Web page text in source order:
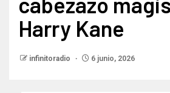
Harry Kane
infinitoradio 6 junio, 2026